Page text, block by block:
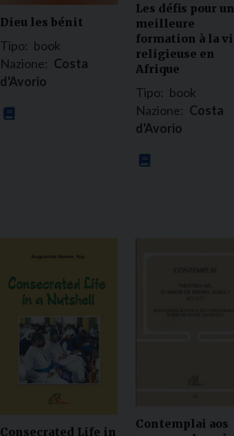
Dieu les bénit
Tipo: book
Nazione: Costa
d'Avorio
Les défis pour
meilleure
formation à la
religieuse en
Afrique
Tipo: book
Nazione: Costa
d'Avorio
Consecrated Life in
Contemplai aos